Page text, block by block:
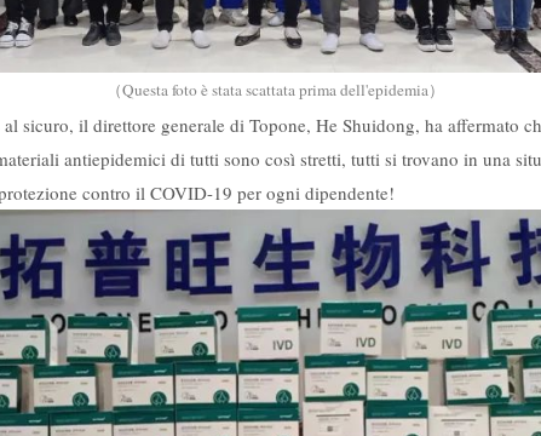
（Questa foto è stata scattata prima dell'epidemia）
sicuro, il direttore generale di Topone, He Shuidong, ha affermato
antiepidemici di tutti sono così stretti, tutti si trovano in una
contro il COVID-19 per ogni dipendente!